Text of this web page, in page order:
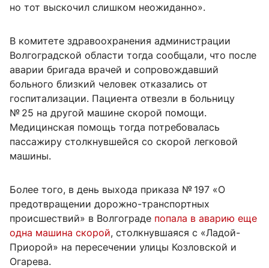
но тот выскочил слишком неожиданно».
В комитете здравоохранения администрации
Волгоградской области тогда сообщали, что после
аварии бригада врачей и сопровождавший
больного близкий человек отказались от
госпитализации. Пациента отвезли в больницу
№ 25 на другой машине скорой помощи.
Медицинская помощь тогда потребовалась
пассажиру столкнувшейся со скорой легковой
машины.
Более того, в день выхода приказа № 197 «О
предотвращении дорожно-транспортных
происшествий» в Волгограде попала в аварию еще
одна машина скорой, столкнувшаяся с «Ладой-
Приорой» на пересечении улицы Козловской и
Огарева.